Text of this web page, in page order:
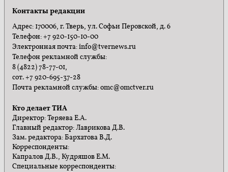
Контакты редакции
Адрес: 170006, г. Тверь, ул. Софьи Перовской, д. 6
Телефон: +7 920-150-10-00
Электронная почта: info@tvernews.ru
Телефон рекламной службы:
8 (4822) 78-77-01,
сот. +7 920-695-37-28
Почта рекламной службы: omc@omctver.ru
Кто делает ТИА
Директор: Теряева Е.А.
Главный редактор: Лаврикова Д.В.
Зам. редактора: Бархатова В.Д.
Корреспонденты:
Капралов Д.В., Кудряшов Е.М.
Специальные корреспонденты: